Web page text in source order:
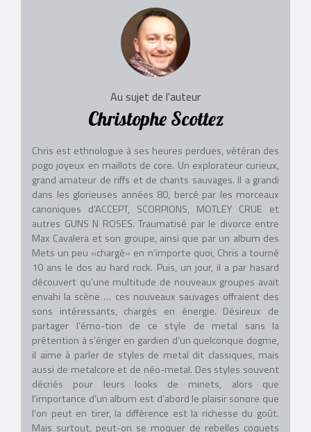
Au sujet de l'auteur
Christophe Scottez
Chris est ethnologue à ses heures perdues, vétéran des
pogo joyeux en maillots de core. Un explorateur curieux,
grand amateur de riffs et de chants sauvages. Il a grandi
dans les glorieuses années 80, bercé par les morceaux
canoniques d’ACCEPT, SCORPIONS, MOTLEY CRUE et
autres GUNS N ROSES. Traumatisé par le divorce entre
Max Cavalera et son groupe, ainsi que par un album des
Mets un peu «chargé» en n’importe quoi, Chris a tourné
10 ans le dos au hard rock. Puis, un jour, il a par hasard
découvert qu’une multitude de nouveaux groupes avait
envahi la scène … ces nouveaux sauvages offraient des
sons intéressants, chargés en énergie. Désireux de
partager l’émo-tion de ce style de metal sans la
prétention à s’ériger en gardien d’un quelconque dogme,
il aime à parler de styles de metal dit classiques, mais
aussi de metalcore et de néo-metal. Des styles souvent
décriés pour leurs looks de minets, alors que
l’importance d’un album est d’abord le plaisir sonore que
l’on peut en tirer, la différence est la richesse du goût.
Mais surtout, peut-on se moquer de rebelles coquets